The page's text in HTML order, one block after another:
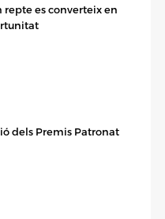
repte es converteix en
dels Premis Patronat